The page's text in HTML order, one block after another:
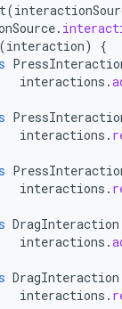
(
.
(interaction)
{
interactions .
interactions .
interactions .
DragInteraction
interactions .
DragInteraction
interactions .